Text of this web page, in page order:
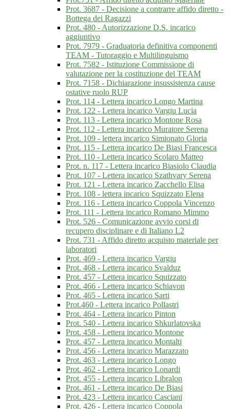
Prot. 3687 - Decisione a contrarre affido diretto -
Bottega dei Ragazzi
Prot. 480 - Autorizzazione D.S. incarico
aggiuntivo
Prot. 7979 - Graduatoria definitiva componenti
TEAM - Tutoraggio e Multilinguismo
Prot. 7582 - Istituzione Commissione di
valutazione per la costituzione del TEAM
Prot. 7158 - Dichiarazione insussistenza cause
ostative ruolo RUP
Prot. 114 - Lettera incarico Longo Martina
Prot. 122 - Lettera incarico Vargiu Lucia
Prot. 113 - Lettera incarico Montone Rosa
Prot. 112 - Lettera incarico Muratore Serena
Prot. 109 - lettera incarico Simionato Gloria
Prot. 115 - Lettera incarico De Biasi Francesca
Prot. 110 - Lettera incarico Scolaro Matteo
Prot. n. 117 - Lettera incarico Biasiolo Claudia
Prot. 107 - Lettera incarico Szathvary Serena
Prot. 121 - Lettera incarico Zacchello Elisa
Prot. 108 - lettera incarico Squizzato Elena
Prot. 116 - Lettera incarico Coppola Vincenzo
Prot. 111 - Lettera incarico Romano Mimmo
Prot. 526 - Comunicazione avvio corsi di
recupero disciplinare e di Italiano L2
Prot. 731 - Affido diretto acquisto materiale per
laboratori
Prot. 469 - Lettera incarico Vargiu
Prot. 468 - Lettera incarico Svalduz
Prot. 457 - Lettera incarico Squizzato
Prot. 466 - Lettera incarico Schiavon
Prot. 465 - Lettera incarico Sarti
Prot.460 - Lettera incarico Pollastri
Prot. 464 - Lettera incarico Pinton
Prot. 540 - Lettera incarico Shkurlatovska
Prot. 458 - Lettera incarico Montone
Prot. 457 - Lettera incarico Montalti
Prot. 456 - Lettera incarico Marazzato
Prot. 463 - Lettera incarico Longo
Prot. 462 - Lettera incarico Lonardi
Prot. 455 - Lettera incarico Libralon
Prot. 461 - Lettera incarico De Biasi
Prot. 423 - Lettera incarico Casciani
Prot. 426 - Lettera incarico Coppola